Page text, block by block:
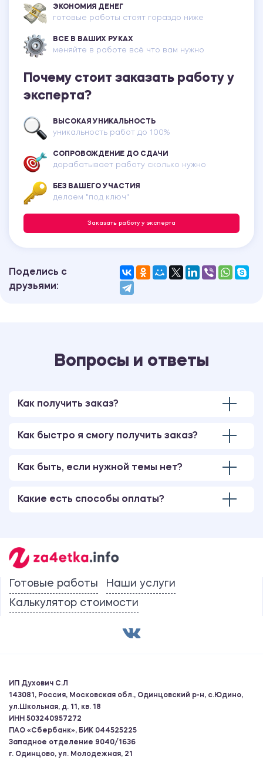
ЭКОНОМИЯ ДЕНЕГ
готовые работы стоят гораздо ниже
ВСЕ В ВАШИХ РУКАХ
меняйте в работе всё что вам нужно
Почему стоит заказать работу у
эксперта?
ВЫСОКАЯ УНИКАЛЬНОСТЬ
уникальность работ до 100%
СОПРОВОЖДЕНИЕ ДО СДАЧИ
дорабатывает работу сколько нужно
БЕЗ ВАШЕГО УЧАСТИЯ
делаем "под ключ"
Заказать работу у эксперта
Поделись с
друзьями:
Вопросы и ответы
Как получить заказ?
Как быстро я смогу получить заказ?
Как быть, если нужной темы нет?
Какие есть способы оплаты?
Готовые работы
Наши услуги
Калькулятор стоимости
ИП Духович С.Л
143081, Россия, Московская обл., Одинцовский р-н, с.Юдино,
ул.Школьная, д. 11, кв. 18
ИНН 503240957272
ПАО «Сбербанк», БИК 044525225
Западное отделение 9040/1636
г. Одинцово, ул. Молодежная, 21